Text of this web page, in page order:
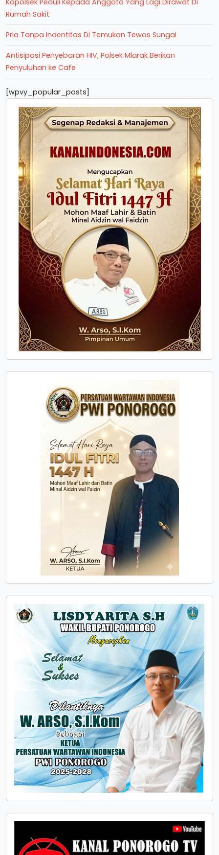
Kapolsek Peduli Kepada Anggota Yang Lagi Dirawat Di
Rumah Sakit
Pria Tanpa Indentitas Di Temukan Tewas Sungai
Antisipasi Penyebaran HIV, Polsek Mlarak Berikan
Penyuluhan ke Cafe
[wpvy_popular_posts]